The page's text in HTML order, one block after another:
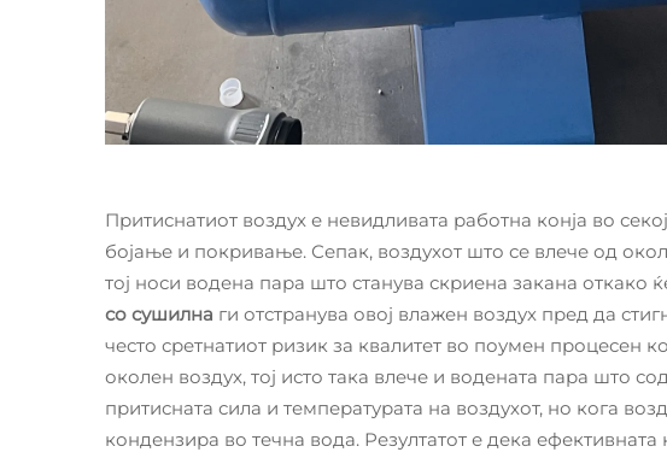
Притиснатиот воздух е невидливата работна конја во
бојање и покривање. Сепак, воздухот што се влече од
тој носи водена пара што станува скриена закана откако
со сушилна ги отстранува овој влажен воздух пред да
често сретнатиот ризик за квалитет во поумен процесен
околен воздух, тој исто така влече и водената пара што
притисната сила и температурата на воздухот, но кога
кондензира во течна вода. Резултатот е дека ефективната